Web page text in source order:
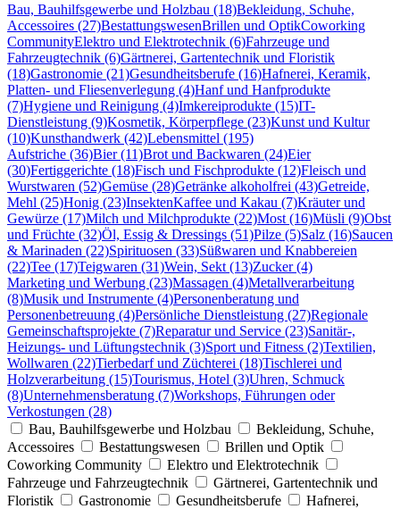
Bau, Bauhilfsgewerbe und Holzbau (18)Bekleidung, Schuhe,
Accessoires (27)BestattungswesenBrillen und OptikCoworking
CommunityElektro und Elektrotechnik (6)Fahrzeuge und
Fahrzeugtechnik (6)Gärtnerei, Gartentechnik und Floristik
(18)Gastronomie (21)Gesundheitsberufe (16)Hafnerei, Keramik,
Platten- und Fliesenverlegung (4)Hanf und Hanfprodukte
(7)Hygiene und Reinigung (4)Imkereiprodukte (15)IT-
Dienstleistung (9)Kosmetik, Körperpflege (23)Kunst und Kultur
(10)Kunsthandwerk (42)Lebensmittel (195)
Aufstriche (36)Bier (11)Brot und Backwaren (24)Eier
(30)Fertiggerichte (18)Fisch und Fischprodukte (12)Fleisch und
Wurstwaren (52)Gemüse (28)Getränke alkoholfrei (43)Getreide,
Mehl (25)Honig (23)InsektenKaffee und Kakau (7)Kräuter und
Gewürze (17)Milch und Milchprodukte (22)Most (16)Müsli (9)Obst
und Früchte (32)Öl, Essig & Dressings (51)Pilze (5)Salz (16)Saucen
& Marinaden (22)Spirituosen (33)Süßwaren und Knabbereien
(22)Tee (17)Teigwaren (31)Wein, Sekt (13)Zucker (4)
Marketing und Werbung (23)Massagen (4)Metallverarbeitung
(8)Musik und Instrumente (4)Personenberatung und
Personenbetreuung (4)Persönliche Dienstleistung (27)Regionale
Gemeinschaftsprojekte (7)Reparatur und Service (23)Sanitär-,
Heizungs- und Lüftungstechnik (3)Sport und Fitness (2)Textilien,
Wollwaren (22)Tierbedarf und Züchterei (18)Tischlerei und
Holzverarbeitung (15)Tourismus, Hotel (3)Uhren, Schmuck
(8)Unternehmensberatung (7)Workshops, Führungen oder
Verkostungen (28)
Bau, Bauhilfsgewerbe und Holzbau
Bekleidung, Schuhe,
Accessoires
Bestattungswesen
Brillen und Optik
Coworking Community
Elektro und Elektrotechnik
Fahrzeuge und Fahrzeugtechnik
Gärtnerei, Gartentechnik und
Floristik
Gastronomie Gesundheitsberufe
Hafnerei,